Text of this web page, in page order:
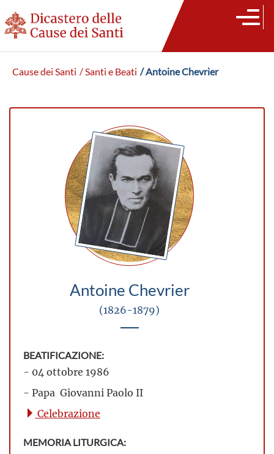
Cause dei Santi / Santi e Beati / Antoine Chevrier
Antoine Chevrier
(1826-1879)
BEATIFICAZIONE:
- 04 ottobre 1986
- Papa Giovanni Paolo II
Celebrazione
MEMORIA LITURGICA: